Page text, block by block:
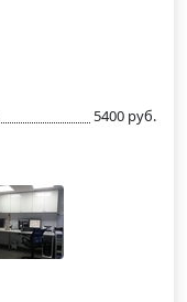
5400 руб.